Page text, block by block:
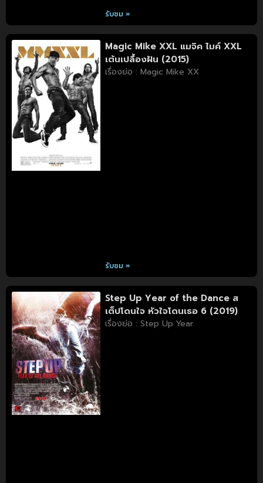
รับชม »
Magic Mike XXL แมจิค ไมค์ XXL
เต้นเปลื้องฝัน (2015)
เรื่องย่อ : Magic Mike XX
รับชม »
Step Up Year of the Dance ส
เต็ปโดนใจ หัวใจโดนเธอ 6 (2019)
เรื่องย่อ : Step Up Year